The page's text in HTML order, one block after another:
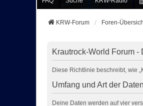
KRW-Forum Foren-
Krautrock-World Forum -
Diese Richtlinie beschreibt, wie
Umfang und Art der
Deine Daten werden auf vier